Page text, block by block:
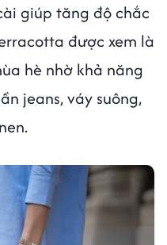
giúp tăng độ chắc
được xem là
hè nhờ khả năng
jeans, váy suông,